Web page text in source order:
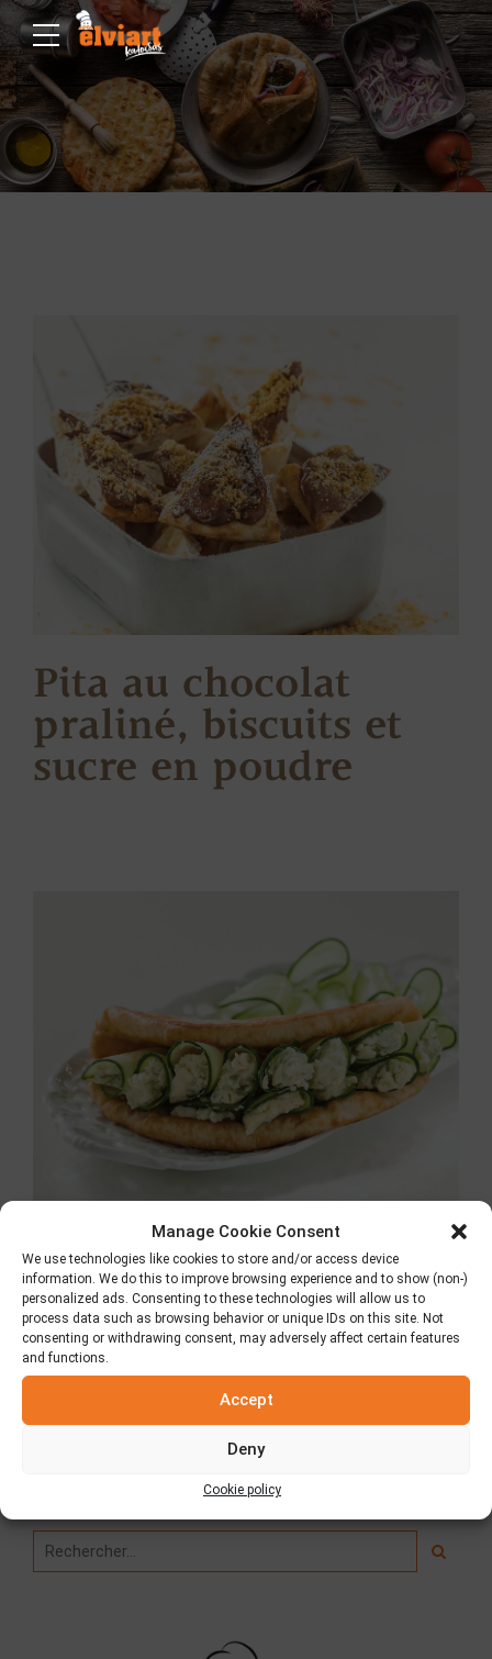
Manage Cookie Consent
We use technologies like cookies to store and/or access device
information. We do this to improve browsing experience and to show (non-)
personalized ads. Consenting to these technologies will allow us to
process data such as browsing behavior or unique IDs on this site. Not
consenting or withdrawing consent, may adversely affect certain features
and functions.
Accept
Deny
Cookie policy
Pita au chocolat
praliné, biscuits et
sucre en poudre
Pita avec du fromage
de Roquefort et du
concombre